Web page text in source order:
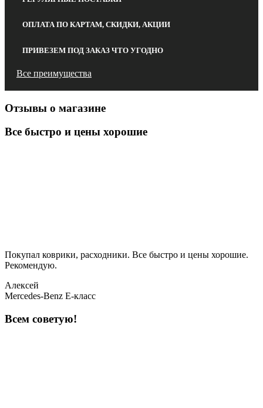
ОПЛАТА ПО КАРТАМ, СКИДКИ, АКЦИИ
ПРИВЕЗЕМ ПОД ЗАКАЗ ЧТО УГОДНО
Все преимущества
Отзывы о магазине
Все быстро и цены хорошие
Покупал коврики, расходники. Все быстро и цены хорошие.
Рекомендую.
Алексей
Mercedes-Benz E-класс
Всем советую!